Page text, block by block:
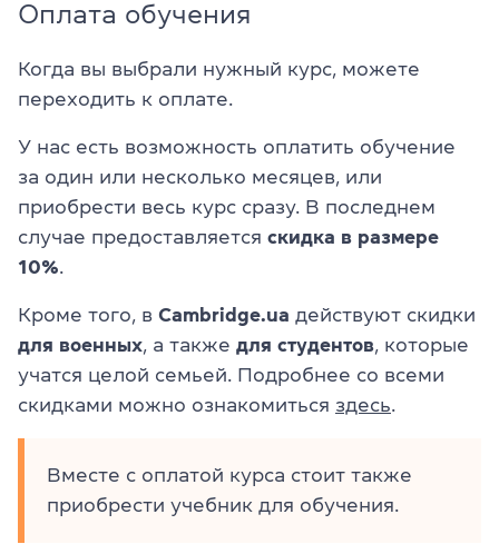
Оплата обучения
Когда вы выбрали нужный курс, можете
переходить к оплате.
У нас есть возможность оплатить обучение
за один или несколько месяцев, или
приобрести весь курс сразу. В последнем
случае предоставляется скидка в размере
10%.
Кроме того, в Cambridge.ua действуют скидки
для военных, а также для студентов, которые
учатся целой семьей. Подробнее со всеми
скидками можно ознакомиться здесь.
Вместе с оплатой курса стоит также
приобрести учебник для обучения.